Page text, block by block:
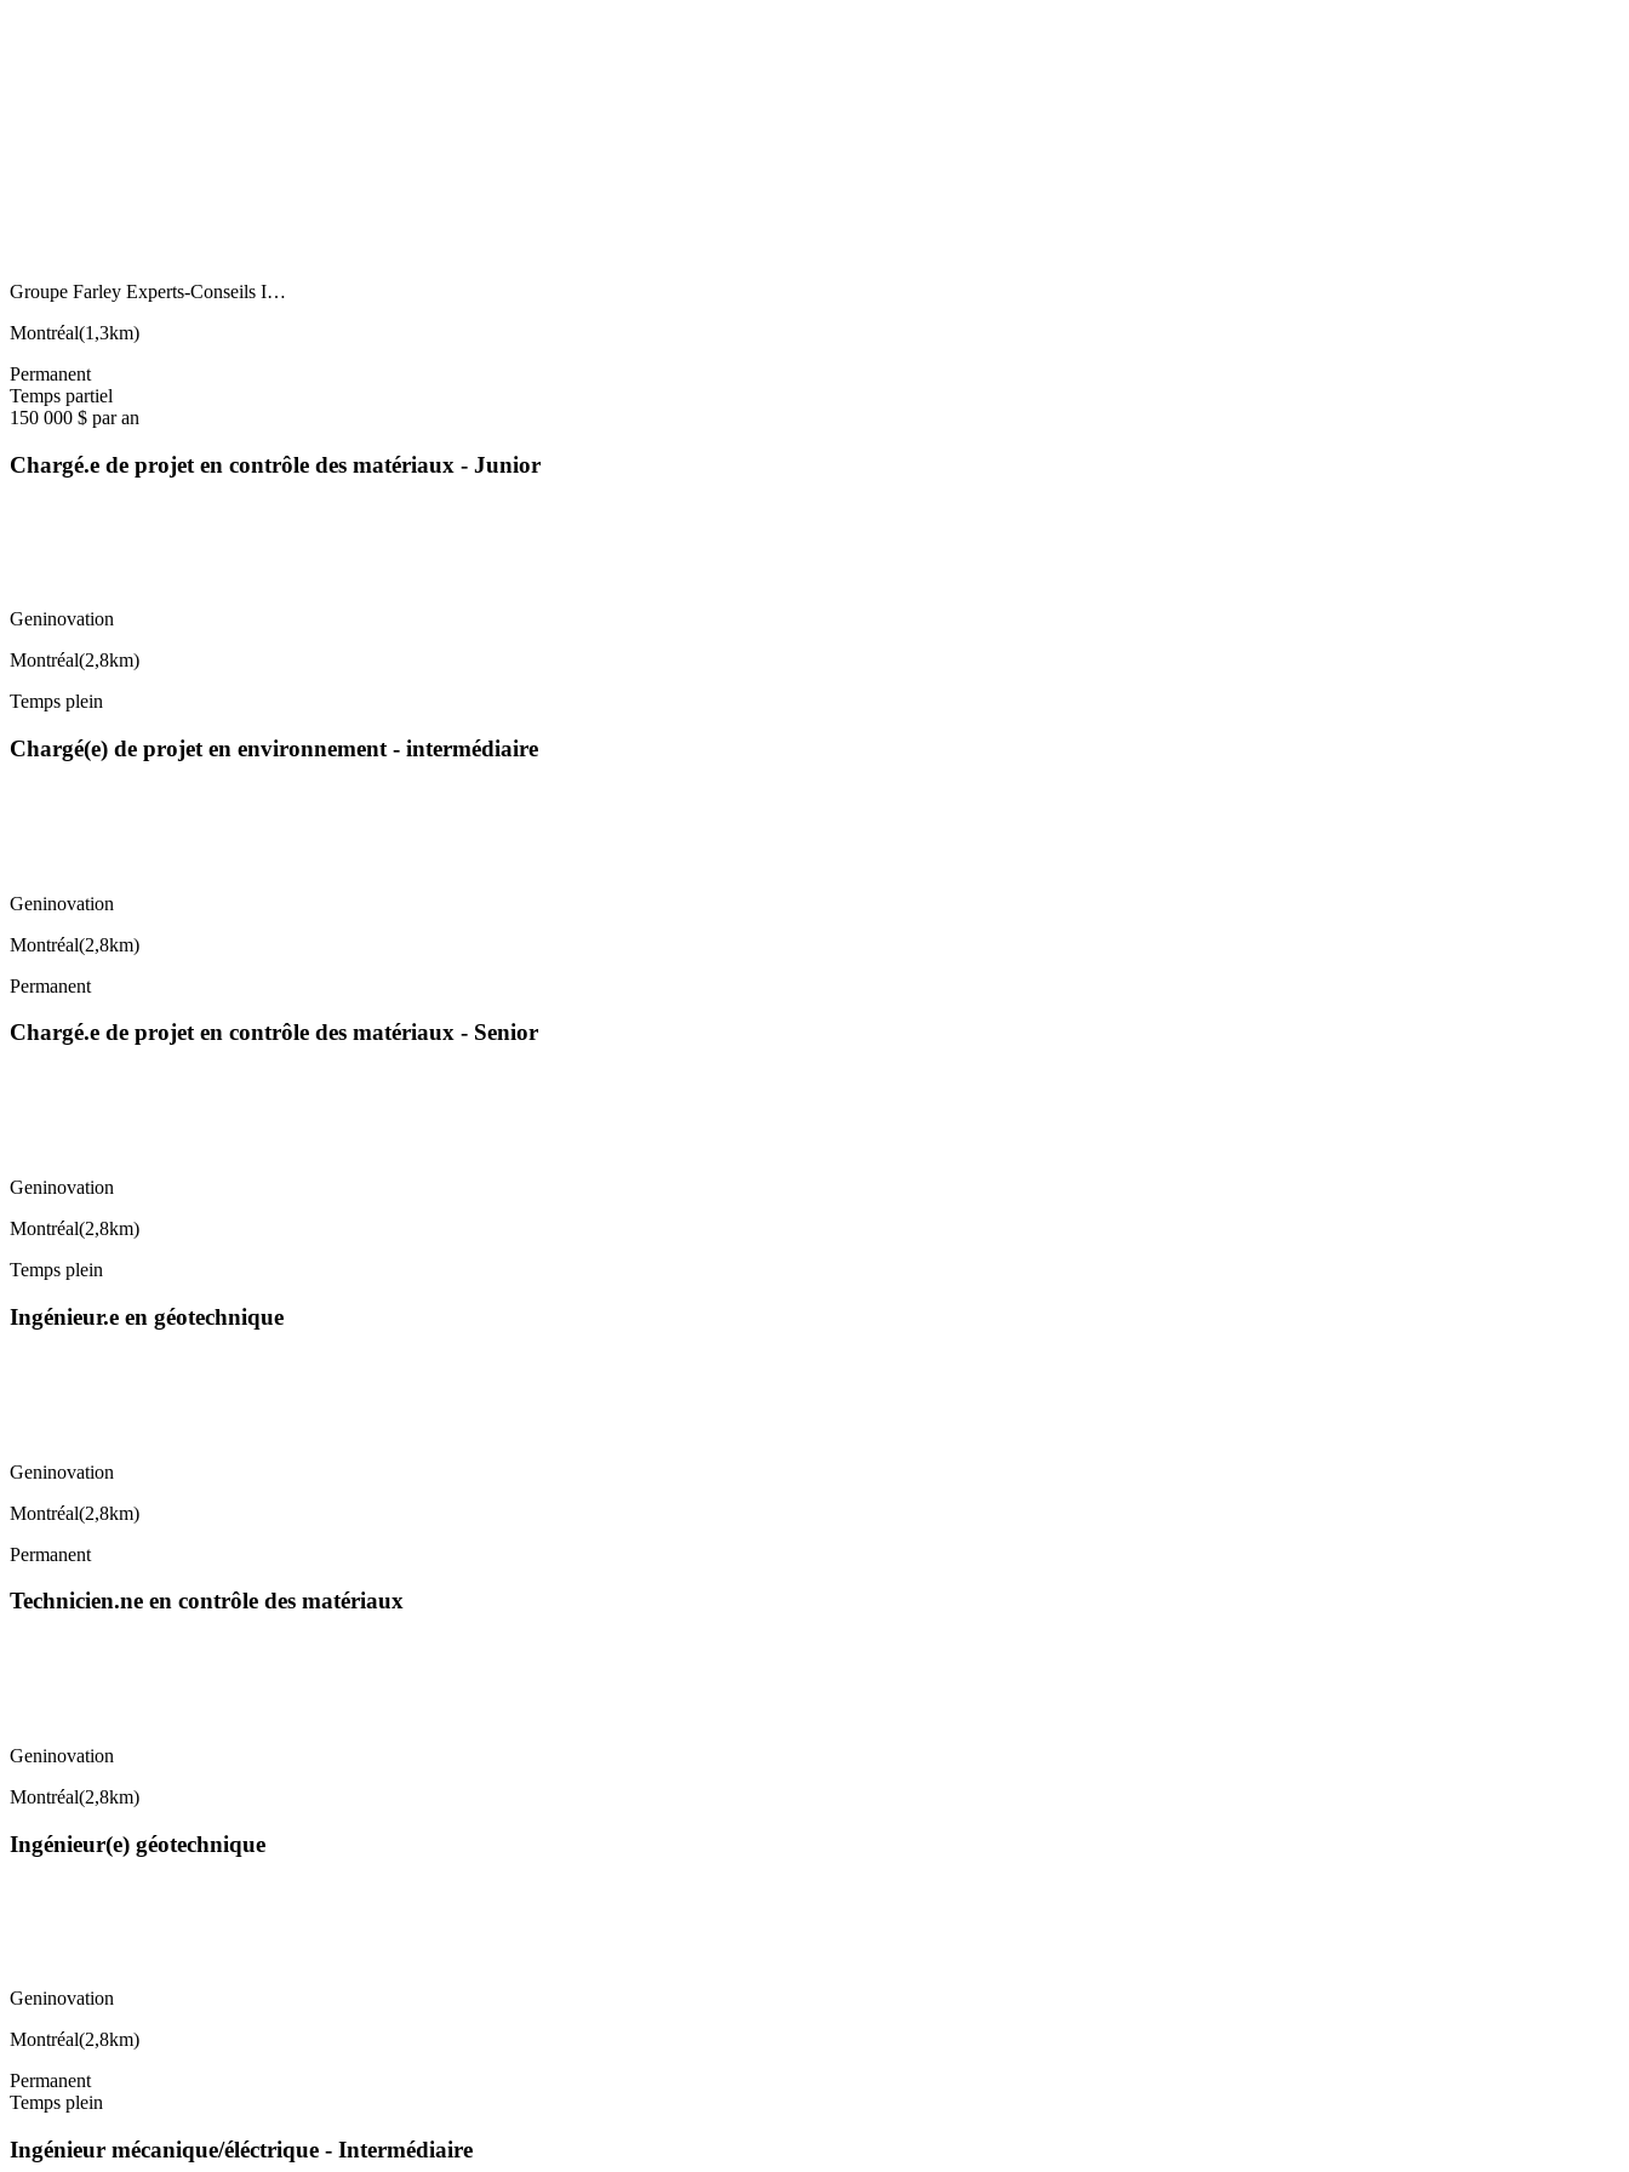
Groupe Farley Experts-Conseils I…
Montréal(1,3km)
Permanent
Temps partiel
150 000 $ par an
Chargé.e de projet en contrôle des matériaux - Junior
Geninovation
Montréal(2,8km)
Temps plein
Chargé(e) de projet en environnement - intermédiaire
Geninovation
Montréal(2,8km)
Permanent
Chargé.e de projet en contrôle des matériaux - Senior
Geninovation
Montréal(2,8km)
Temps plein
Ingénieur.e en géotechnique
Geninovation
Montréal(2,8km)
Permanent
Technicien.ne en contrôle des matériaux
Geninovation
Montréal(2,8km)
Ingénieur(e) géotechnique
Geninovation
Montréal(2,8km)
Permanent
Temps plein
Ingénieur mécanique/éléctrique - Intermédiaire